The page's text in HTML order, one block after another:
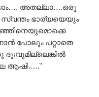
അതല്ലാ….ഒരു
സ്വന്തം ഭാര്യയെയും
പോലും പറ്റാതെ
ആഷി…..”